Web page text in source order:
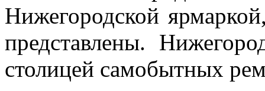
Нижегородской
представлены.
столицей самобытных